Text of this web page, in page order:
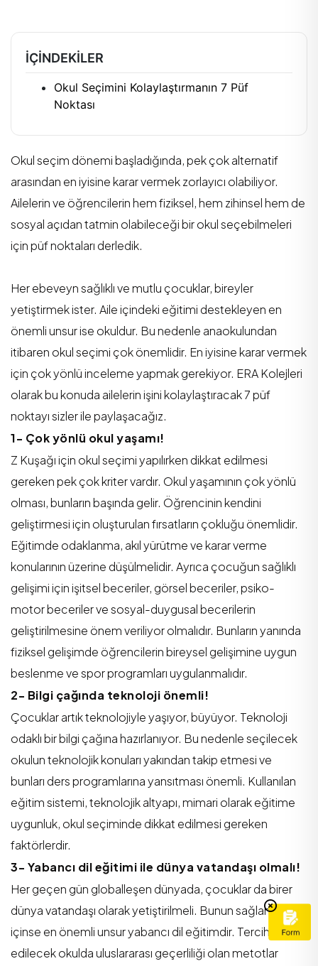
İÇINDEKILER
Okul Seçimini Kolaylaştırmanın 7 Püf
Noktası
Okul seçim dönemi başladığında, pek çok alternatif
arasından en iyisine karar vermek zorlayıcı olabiliyor.
Ailelerin ve öğrencilerin hem fiziksel, hem zihinsel hem de
sosyal açıdan tatmin olabileceği bir okul seçebilmeleri
için püf noktaları derledik.
Her ebeveyn sağlıklı ve mutlu çocuklar, bireyler
yetiştirmek ister. Aile içindeki eğitimi destekleyen en
önemli unsur ise okuldur. Bu nedenle anaokulundan
itibaren okul seçimi çok önemlidir. En iyisine karar vermek
için çok yönlü inceleme yapmak gerekiyor. ERA Kolejleri
olarak bu konuda ailelerin işini kolaylaştıracak 7 püf
noktayı sizler ile paylaşacağız.
1- Çok yönlü okul yaşamı!
Z Kuşağı için okul seçimi yapılırken dikkat edilmesi
gereken pek çok kriter vardır. Okul yaşamının çok yönlü
olması, bunların başında gelir. Öğrencinin kendini
geliştirmesi için oluşturulan fırsatların çokluğu önemlidir.
Eğitimde odaklanma, akıl yürütme ve karar verme
konularının üzerine düşülmelidir. Ayrıca çocuğun sağlıklı
gelişimi için işitsel beceriler, görsel beceriler, psiko-
motor beceriler ve sosyal-duygusal becerilerin
geliştirilmesine önem veriliyor olmalıdır. Bunların yanında
fiziksel gelişimde öğrencilerin bireysel gelişimine uygun
beslenme ve spor programları uygulanmalıdır.
2- Bilgi çağında teknoloji önemli!
Çocuklar artık teknolojiyle yaşıyor, büyüyor. Teknoloji
odaklı bir bilgi çağına hazırlanıyor. Bu nedenle seçilecek
okulun teknolojik konuları yakından takip etmesi ve
bunları ders programlarına yansıtması önemli. Kullanılan
eğitim sistemi, teknolojik altyapı, mimari olarak eğitime
uygunluk, okul seçiminde dikkat edilmesi gereken
faktörlerdir.
3- Yabancı dil eğitimi ile dünya vatandaşı olmalı!
Her geçen gün globalleşen dünyada, çocuklar da birer
dünya vatandaşı olarak yetiştirilmeli. Bunun sağlanması
içinse en önemli unsur yabancı dil eğitimdir. Tercih
edilecek okulda uluslararası geçerliliği olan metotlar